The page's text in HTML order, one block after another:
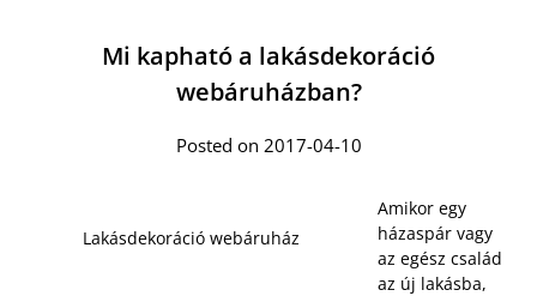
Mi kapható a lakásdekoráció
webáruházban?
Posted on 2017-04-10
Lakásdekoráció webáruház
Amikor egy
házaspár vagy
az egész család
az új lakásba,